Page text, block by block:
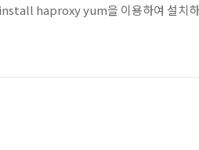
haproxy yum을 이용하여 설치하